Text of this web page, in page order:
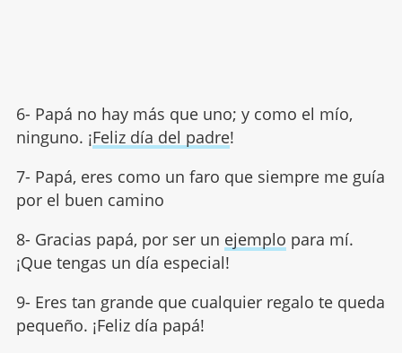
6- Papá no hay más que uno; y como el mío,
ninguno. ¡Feliz día del padre!
7- Papá, eres como un faro que siempre me guía
por el buen camino
8- Gracias papá, por ser un ejemplo para mí.
¡Que tengas un día especial!
9- Eres tan grande que cualquier regalo te queda
pequeño. ¡Feliz día papá!